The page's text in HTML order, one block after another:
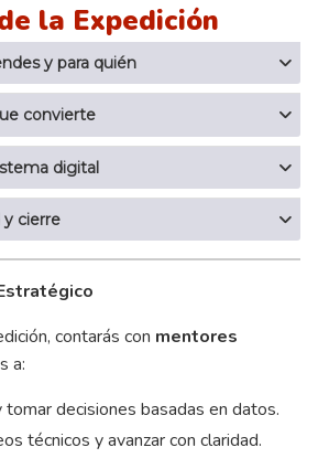
la Expedición
y para quién
convierte
digital
y cierre
contarás con mentores
a:
decisiones basadas en datos.
técnicos y avanzar con claridad.